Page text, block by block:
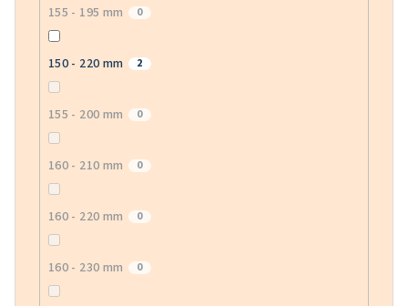
155 - 195 mm 0
150 - 220 mm 2
155 - 200 mm 0
160 - 210 mm 0
160 - 220 mm 0
160 - 230 mm 0